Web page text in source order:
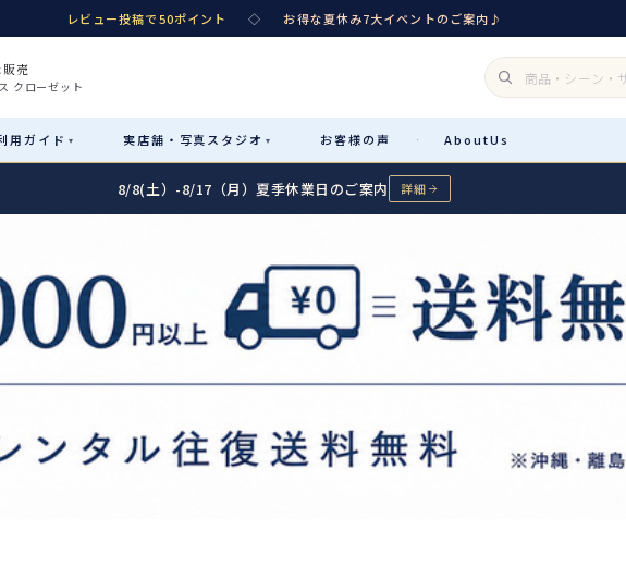
レビュー投稿で50ポイント ◇ お得な夏休み7大イベントのご案内♪
売
クローゼット
用ガイド ▾ 実店舗・ 写真スタジオ ▾ お客様の声 · AboutUs
カテゴリ詳細 サイズで選ぶ →
Sale
性別・サイズで絞り込む
04 レンタルのご案内
予約・配送・返却・料金
05 レンタルの流れ
06 あんしんパック
汚れ・キズ・破損の補償
07 販売・
品質・返
08 送料・
09
電話・メ
8/8(土）-8/17（月）夏季休業日のご案内 詳細